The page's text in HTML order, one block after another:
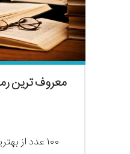
معروف ترین